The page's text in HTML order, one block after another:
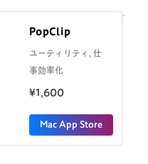
PopClip
ユーティリティ, 仕
事効率化
¥1,600
Mac App Store